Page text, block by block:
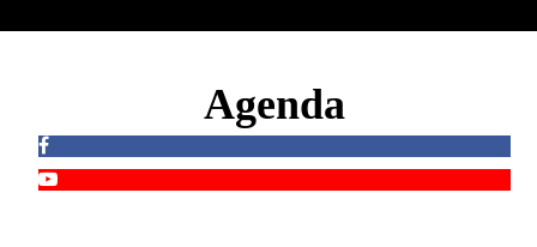
Agenda